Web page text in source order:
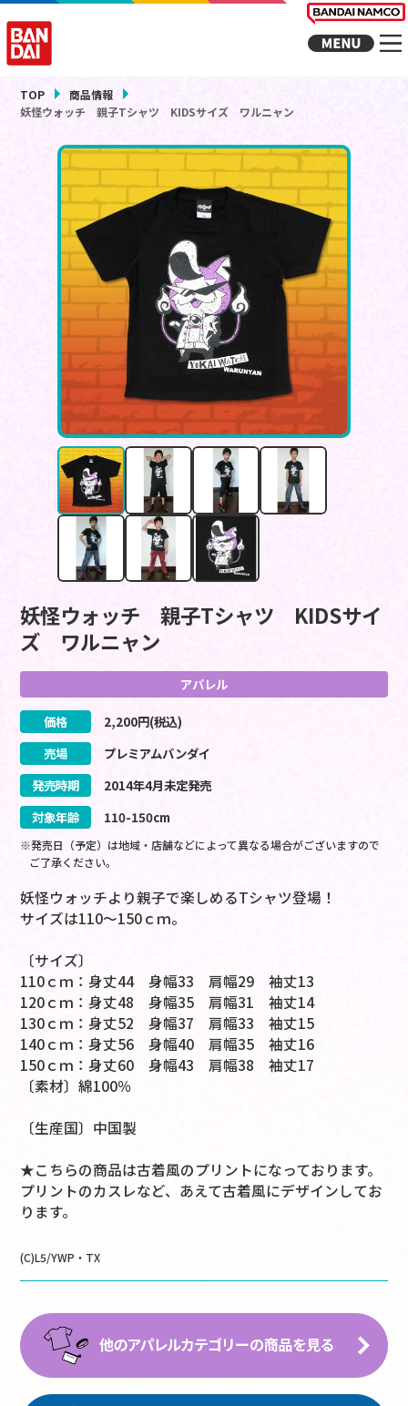
TOP
商品情報
妖怪ウォッチ 親子Tシャツ KIDSサイズ ワルニャン
妖怪ウォッチ 親子Tシャツ KIDSサイ
ズ ワルニャン
アパレル
価格 2,200円(税込)
売場
プレミアムバンダイ
発売時期
2014年4月未定発売
対象年齢
110-150cm
※発売日（予定）は地域・店舗などによって異なる場合がございますので
ご了承ください。
妖怪ウォッチより親子で楽しめるTシャツ登場！
サイズは110～150ｃｍ。
〔サイズ〕
110ｃｍ：身丈44 身幅33 肩幅29 袖丈13
120ｃｍ：身丈48 身幅35 肩幅31 袖丈14
130ｃｍ：身丈52 身幅37 肩幅33 袖丈15
140ｃｍ：身丈56 身幅40 肩幅35 袖丈16
150ｃｍ：身丈60 身幅43 肩幅38 袖丈17
〔素材〕綿100％
〔生産国〕中国製
★こちらの商品は古着風のプリントになっております。
プリントのカスレなど、あえて古着風にデザインしてお
ります。
(C)L5/YWP・TX